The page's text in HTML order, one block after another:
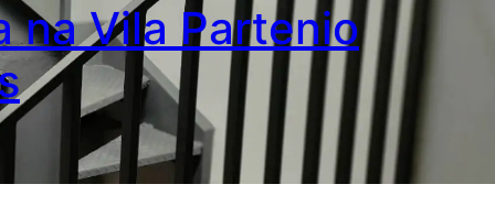
na Vila Partenio